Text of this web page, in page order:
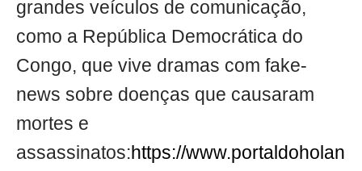
grandes veículos de comunicação,
como a República Democrática do
Congo, que vive dramas com fake-
news sobre doenças que causaram
mortes e
assassinatos:https://www.portaldoholan